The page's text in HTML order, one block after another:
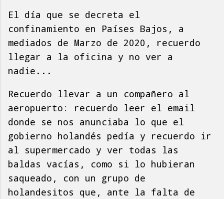
El día que se decreta el
confinamiento en Países Bajos, a
mediados de Marzo de 2020, recuerdo
llegar a la oficina y no ver a
nadie...
Recuerdo llevar a un compañero al
aeropuerto: recuerdo leer el email
donde se nos anunciaba lo que el
gobierno holandés pedía y recuerdo ir
al supermercado y ver todas las
baldas vacías, como si lo hubieran
saqueado, con un grupo de
holandesitos que, ante la falta de